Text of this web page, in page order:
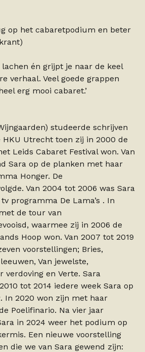
op het cabaretpodium en beter
lachen én grijpt je naar de keel
verhaal. Veel goede grappen
erg mooi cabaret.’
studeerde schrijven
HKU Utrecht toen zij in 2000 de
Leids Cabaret Festival won. Van
Sara op de planken met haar
Honger. De
Van 2004 tot 2006 was Sara
programma De Lama’s . In
de tour van
waarmee zij in 2006 de
Hoop won. Van 2007 tot 2019
voorstellingen; Bries,
Van jewelste,
verdoving en Verte. Sara
tot 2014 iedere week Sara op
In 2020 won zijn met haar
Poelifinario. Na vier jaar
in 2024 weer het podium op
Een nieuwe voorstelling
die we van Sara gewend zijn: